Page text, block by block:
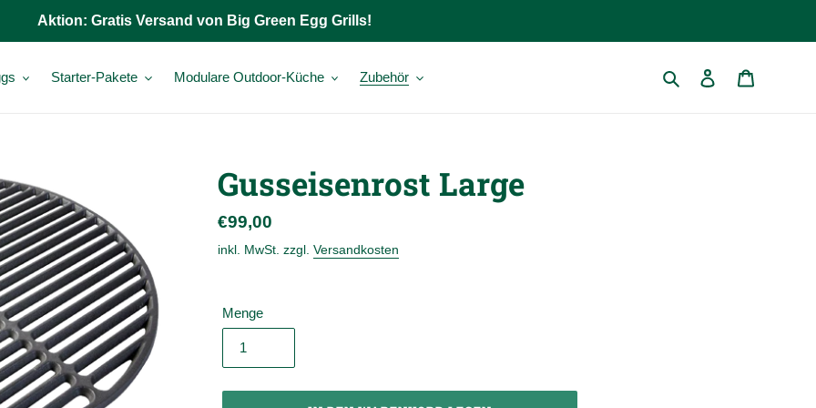
Aktion: Gratis Versand von Big Green Egg Grills!
Starter-Pakete Modulare Outdoor-Küche Zubehör Suchen Einloggen
Gusseisenrost Large
Normaler
Preis
€99,00
inkl. MwSt. zzgl. Versandkosten
Menge